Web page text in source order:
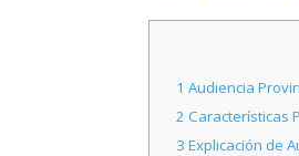
1 Audiencia
2 Características
3 Explicación de